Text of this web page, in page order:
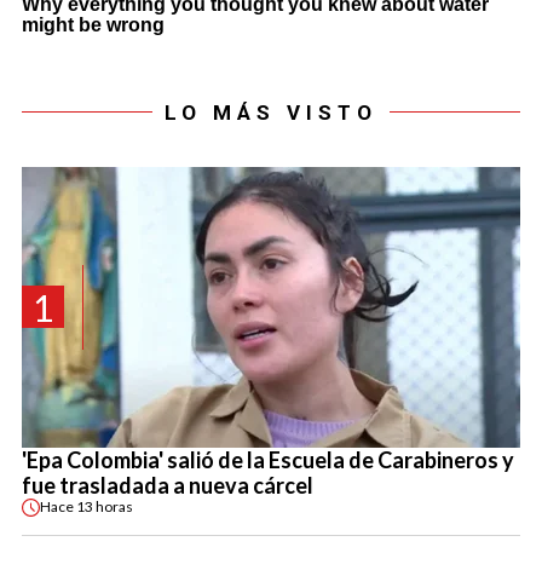
LO MÁS VISTO
1
'Epa Colombia' salió de la Escuela de Carabineros y
fue trasladada a nueva cárcel
Hace 13 horas